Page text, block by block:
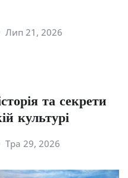
Лип 21, 2026
та секрети
культурі
Тра 29, 2026